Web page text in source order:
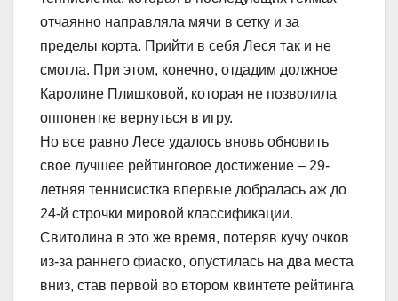
отчаянно направляла мячи в сетку и за
пределы корта. Прийти в себя Леся так и не
смогла. При этом, конечно, отдадим должное
Каролине Плишковой, которая не позволила
оппонентке вернуться в игру.
Но все равно Лесе удалось вновь обновить
свое лучшее рейтинговое достижение – 29-
летняя теннисистка впервые добралась аж до
24-й строчки мировой классификации.
Свитолина в это же время, потеряв кучу очков
из-за раннего фиаско, опустилась на два места
вниз, став первой во втором квинтете рейтинга